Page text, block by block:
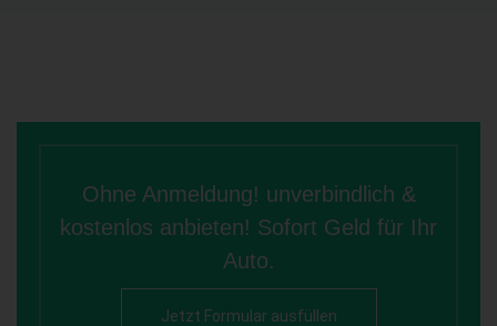
Ohne Anmeldung! unverbindlich &
kostenlos anbieten! Sofort Geld für Ihr
Auto.
Jetzt Formular ausfüllen